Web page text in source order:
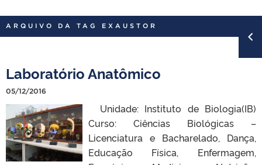
PORTARIAS
ARQUIVO DA TAG EXAUSTOR
Laboratório Anatômico
05/12/2016
Unidade: Instituto de Biologia(IB)
Curso: Ciências Biológicas –
Licenciatura e Bacharelado, Dança,
Educação Física, Enfermagem,